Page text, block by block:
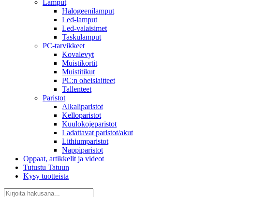
Lamput
Halogeenilamput
Led-lamput
Led-valaisimet
Taskulamput
PC-tarvikkeet
Kovalevyt
Muistikortit
Muistitikut
PC:n oheislaitteet
Tallenteet
Paristot
Alkaliparistot
Kelloparistot
Kuulokojeparistot
Ladattavat paristot/akut
Lithiumparistot
Nappiparistot
Oppaat, artikkelit ja videot
Tutustu Tatuun
Kysy tuotteista